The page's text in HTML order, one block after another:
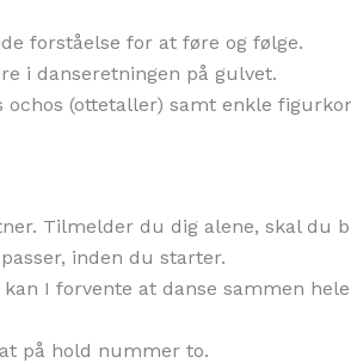
forståelse for at føre og følge.
i danseretningen på gulvet.
(ottetaller) samt enkle
Tilmelder du dig alene, skal du
inden du starter.
I forvente at danse sammen
på hold nummer to.